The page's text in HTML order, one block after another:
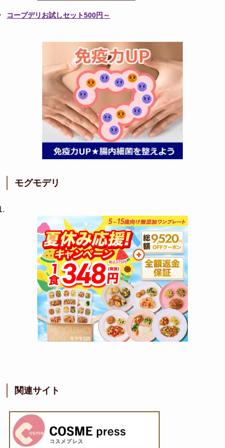
コープデリお試しセット500円～
モグモデリ
関連サイト